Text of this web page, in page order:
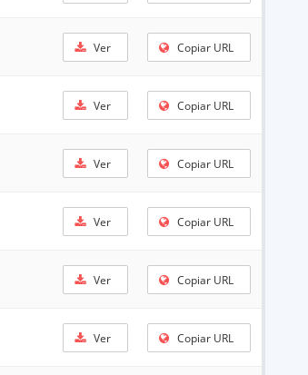
Ver Copiar URL
Ver Copiar URL
Ver Copiar URL
Ver Copiar URL
Ver Copiar URL
Ver Copiar URL